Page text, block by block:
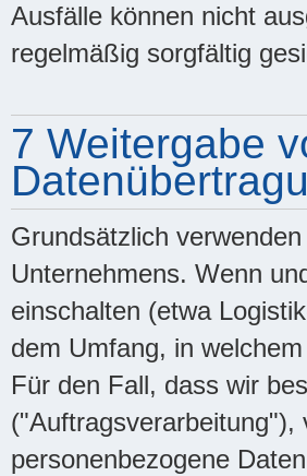
Ausfälle können nicht
regelmäßig sorgfältig
7 Weitergabe
Grundsätzlich
Unternehmens. Wenn
einschalten (etwa
dem Umfang, in
Für den Fall, dass wir
("Auftragsverarbeitung"),
personenbezogene